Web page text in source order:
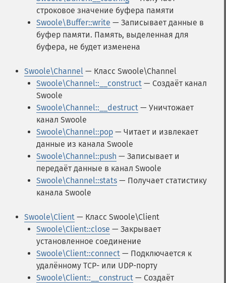
строковое значение буфера памяти
Swoole\Buffer::write — Записывает данные в
буфер памяти. Память, выделенная для
буфера, не будет изменена
Swoole\Channel — Класс Swoole\Channel
Swoole\Channel::__construct — Создаёт канал
Swoole
Swoole\Channel::__destruct — Уничтожает
канал Swoole
Swoole\Channel::pop — Читает и извлекает
данные из канала Swoole
Swoole\Channel::push — Записывает и
передаёт данные в канал Swoole
Swoole\Channel::stats — Получает статистику
канала Swoole
Swoole\Client — Класс Swoole\Client
Swoole\Client::close — Закрывает
установленное соединение
Swoole\Client::connect — Подключается к
удалённому TCP- или UDP-порту
Swoole\Client::__construct — Создаёт